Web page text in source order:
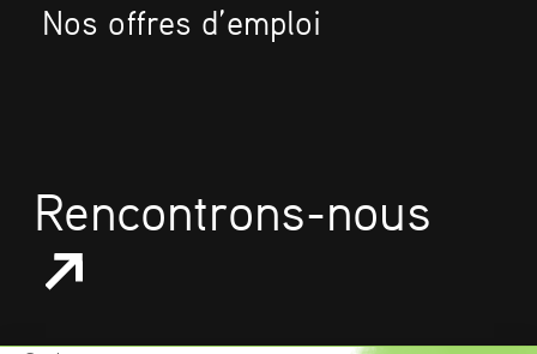
Nos offres d’emploi
Rencontrons-nous